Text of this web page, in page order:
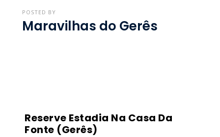
POSTED BY
Maravilhas do Gerês
Reserve Estadia Na Casa Da
Fonte (Gerês)